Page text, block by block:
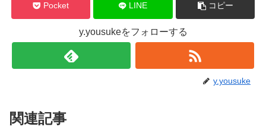
Pocket LINE コピー
y.yousukeをフォローする
y.yousuke
関連記事